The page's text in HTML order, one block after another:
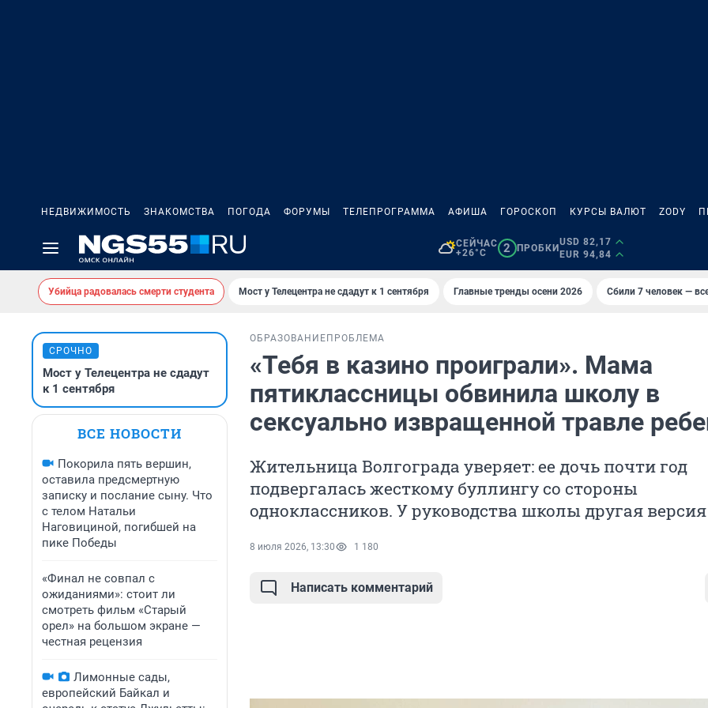
НЕДВИЖИМОСТЬ ЗНАКОМСТВА ПОГОДА ФОРУМЫ ТЕЛЕПРОГРАММА АФИША ГОРОСКОП КУРСЫ ВАЛЮТ ZODY
СЕЙЧАС
+26°C
2 ПРОБКИ
USD 82,17
EUR 94,84
Убийца радовалась смерти студента Мост у Телецентра не сдадут к 1 сентября Главные тренды осени 2026 Сбили 7 человек —
СРОЧНО
Мост у Телецентра не сдадут
к 1 сентября
ВСЕ НОВОСТИ
Покорила пять вершин,
оставила предсмертную
записку и послание сыну. Что
с телом Натальи
Наговициной, погибшей на
пике Победы
«Финал не совпал с
ожиданиями»: стоит ли
смотреть фильм «Старый
орел» на большом экране —
честная рецензия
Лимонные сады,
европейский Байкал и
ОБРАЗОВАНИЕ ПРОБЛЕМА
«Тебя в казино проиграли». Мама
пятиклассницы обвинила школу в
сексуально извращенной травле
Жительница Волгограда уверяет: ее дочь почти год
подвергалась жесткому буллингу со стороны
одноклассников. У руководства школы другая версия
8 июля 2026, 13:30 1 180
Написать комментарий